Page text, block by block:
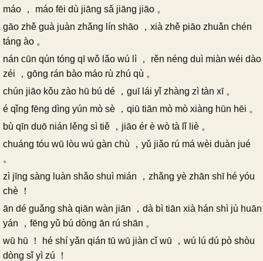
máo ， máo fēi dù jiāng sǎ jiāng jiāo 。
gāo zhě guà juàn zhǎng lín shāo ，xià zhě piāo zhuǎn chén
táng ào 。
nán cūn qún tóng qī wǒ lǎo wú lì ， rěn néng duì miàn wéi dào
zéi ，gōng rán bào máo rù zhú qù 。
chún jiāo kǒu zào hū bú dé ，guī lái yǐ zhàng zì tàn xī 。
é qǐng fēng dìng yún mò sè ，qiū tiān mò mò xiàng hūn hēi 。
bù qīn duō nián lěng sì tiě ，jiāo ér è wò tà lǐ liè 。
chuáng tóu wū lòu wú gàn chù ，yǔ jiǎo rú má wèi duàn jué
。
zì jīng sàng luàn shǎo shuì mián ，zhǎng yè zhān shī hé yóu
chè ！
ān dé guǎng shà qiān wàn jiān ，dà bì tiān xià hán shì jù huān
yán ，fēng yǔ bú dòng ān rú shān 。
wū hū ！ hé shí yǎn qián tū wū jiàn cǐ wū ，wú lú dú pò shòu
dòng sǐ yì zú ！